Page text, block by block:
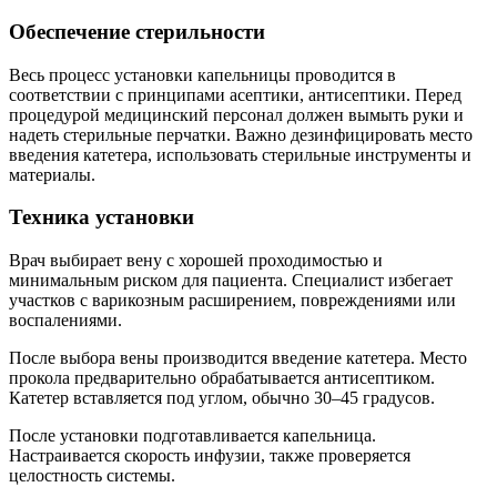
Обеспечение стерильности
Весь процесс установки капельницы проводится в
соответствии с принципами асептики, антисептики. Перед
процедурой медицинский персонал должен вымыть руки и
надеть стерильные перчатки. Важно дезинфицировать место
введения катетера, использовать стерильные инструменты и
материалы.
Техника установки
Врач выбирает вену с хорошей проходимостью и
минимальным риском для пациента. Специалист избегает
участков с варикозным расширением, повреждениями или
воспалениями.
После выбора вены производится введение катетера. Место
прокола предварительно обрабатывается антисептиком.
Катетер вставляется под углом, обычно 30–45 градусов.
После установки подготавливается капельница.
Настраивается скорость инфузии, также проверяется
целостность системы.